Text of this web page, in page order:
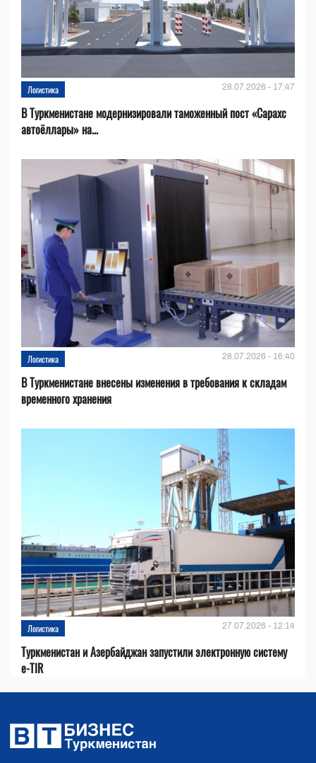
Логистика 28.07.2026 - 17:47
В Туркменистане модернизировали таможенный пост «Сарахс
автоёллары» на...
Логистика 28.07.2026 - 16:40
В Туркменистане внесены изменения в требования к складам
временного хранения
Логистика 27.07.2026 - 12:14
Туркменистан и Азербайджан запустили электронную систему
e-TIR